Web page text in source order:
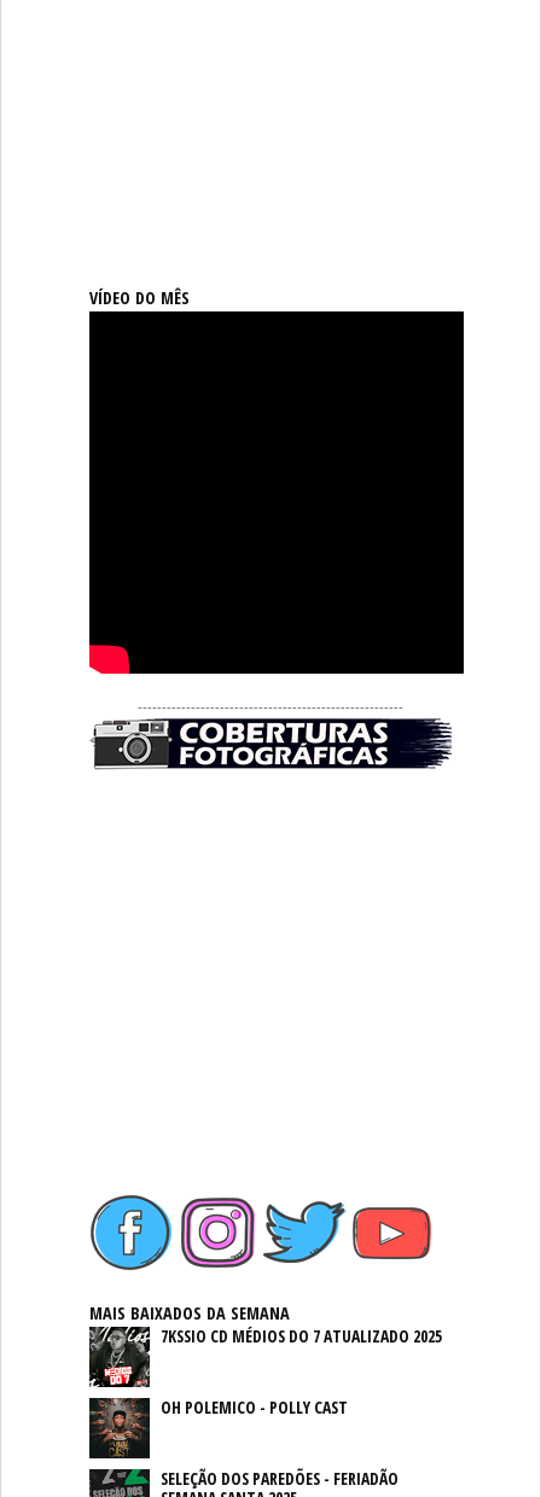
VÍDEO DO MÊS
-------------------------------------------------------
MAIS BAIXADOS DA SEMANA
7KSSIO CD MÉDIOS DO 7 ATUALIZADO 2025
OH POLEMICO - POLLY CAST
SELEÇÃO DOS PAREDÕES - FERIADÃO